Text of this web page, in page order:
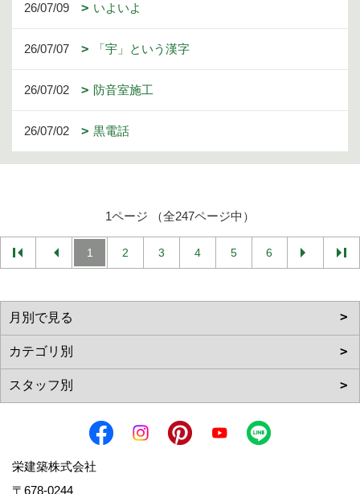
26/07/09 いよいよ
26/07/07 「宇」という漢字
26/07/02 防音室施工
26/07/02 黒電話
1ページ （全247ページ中）
1 2 3 4 5 6
栄建築株式会社
〒678-0244